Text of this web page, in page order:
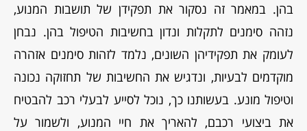
בהן. במאמר זה נסקור את תפקידן של תושבות המנוע,
נזהה סימנים לתקלות ונדון בחשיבות הטיפול בהן. נבחן
לעומק את תפקידיהן השונים, נלמד לזהות סימנים אזהרה
מוקדמים לבעיות, ונדגיש את החשיבות של תחזוקה נכונה
וטיפול מונע. בעשותנו כך, נוכל לסייע לבעלי רכב להבטיח
את ביצועי רכבם, להאריך את חיי המנוע, ולשמור על